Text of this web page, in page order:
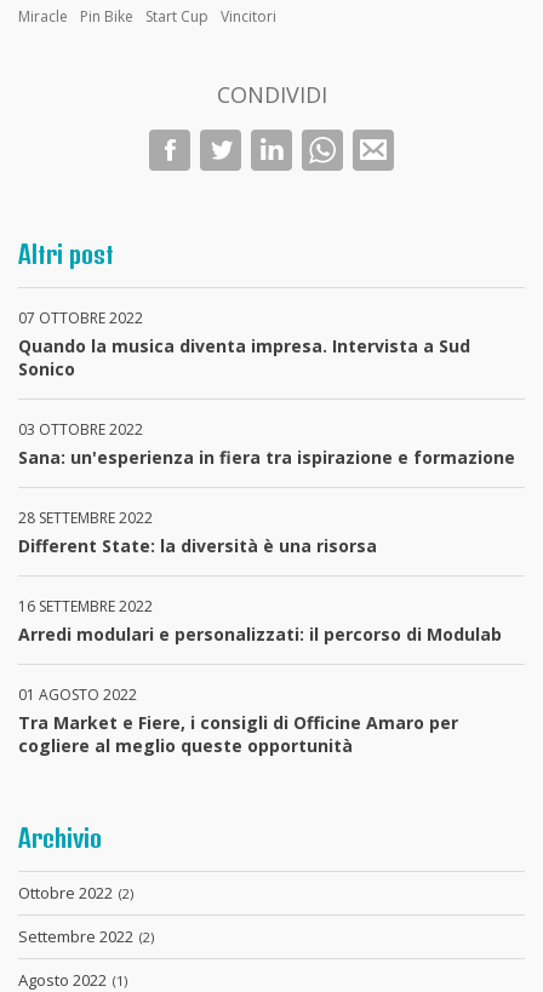
Miracle
Pin Bike Start Cup Vincitori
CONDIVIDI
Altri post
07 OTTOBRE 2022
Quando la musica diventa impresa. Intervista a Sud
Sonico
03 OTTOBRE 2022
Sana: un'esperienza in fiera tra ispirazione e formazione
28 SETTEMBRE 2022
Different State: la diversità è una risorsa
16 SETTEMBRE 2022
Arredi modulari e personalizzati: il percorso di Modulab
01 AGOSTO 2022
Tra Market e Fiere, i consigli di Officine Amaro per
cogliere al meglio queste opportunità
Archivio
Ottobre 2022 (2)
Settembre 2022 (2)
Agosto 2022 (1)